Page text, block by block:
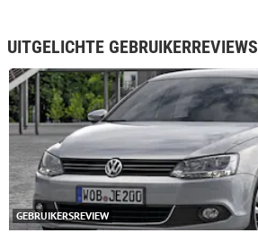
UITGELICHTE GEBRUIKERREVIEWS
GEBRUIKERSREVIEW